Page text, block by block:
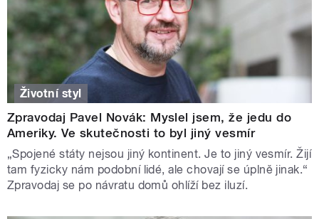
Životní styl
Zpravodaj Pavel Novák: Myslel jsem, že jedu do
Ameriky. Ve skutečnosti to byl jiný vesmír
„Spojené státy nejsou jiný kontinent. Je to jiný vesmír. Žijí
tam fyzicky nám podobní lidé, ale chovají se úplně jinak.“
Zpravodaj se po návratu domů ohlíží bez iluzí.